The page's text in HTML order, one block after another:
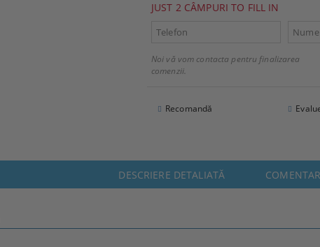
JUST 2 CÂMPURI TO FILL IN
Noi vă vom contacta pentru finalizarea
comenzii.
Recomandă
DESCRIERE DETALIATĂ